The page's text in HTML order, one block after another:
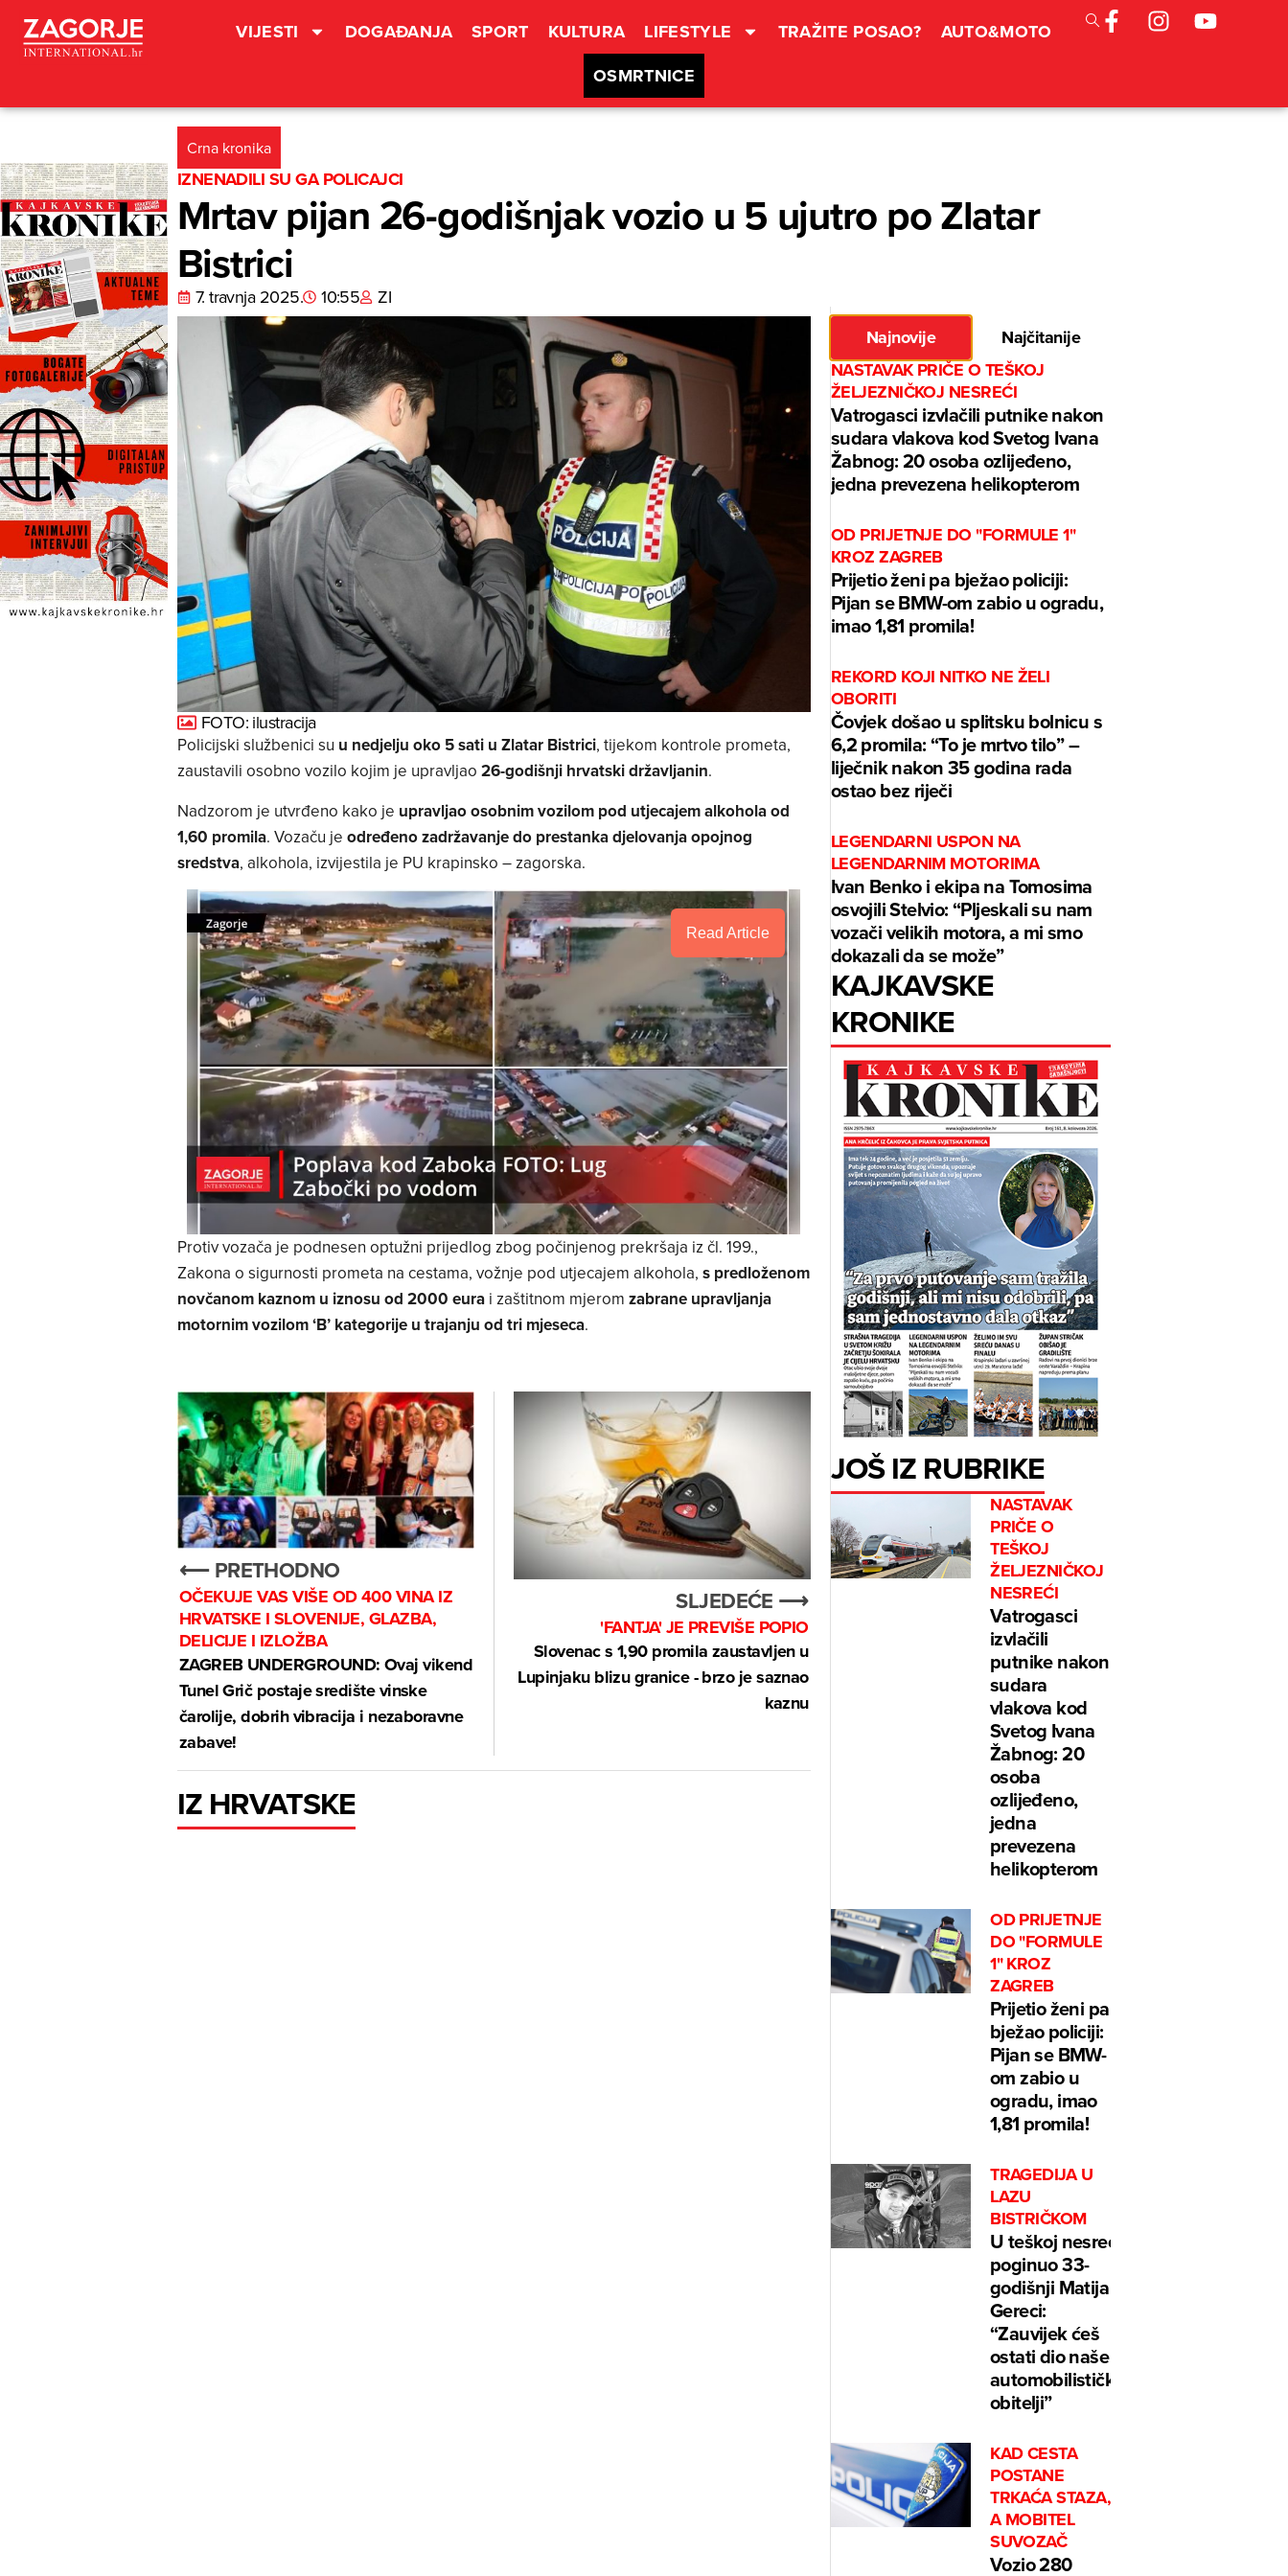
VIJESTI DOGAĐANJA SPORT KULTURA LIFESTYLE TRAŽITE POSAO?
AUTO&MOTO
OSMRTNICE
Crna kronika
IZNENADILI SU GA POLICAJCI
Mrtav pijan 26-godišnjak vozio u 5 ujutro po Zlatar
Bistrici
7. travnja 2025. 10:55 ZI
FOTO: ilustracija
Policijski službenici su u nedjelju oko 5 sati u Zlatar Bistrici, tijekom kontrole prometa,
zaustavili osobno vozilo kojim je upravljao 26-godišnji hrvatski državljanin.
Nadzorom je utvrđeno kako je upravljao osobnim vozilom pod utjecajem alkohola od
1,60 promila. Vozaču je određeno zadržavanje do prestanka djelovanja opojnog
sredstva, alkohola, izvijestila je PU krapinsko – zagorska.
Read Article
Protiv vozača je podnesen optužni prijedlog zbog počinjenog prekršaja iz čl. 199.,
Zakona o sigurnosti prometa na cestama, vožnje pod utjecajem alkohola, s predloženom
novčanom kaznom u iznosu od 2000 eurai zaštitnom mjerom zabrane upravljanja
motornim vozilom ‘B’ kategorije u trajanju od tri mjeseca.
⟵ PRETHODNO
OČEKUJE VAS VIŠE OD 400 VINA IZ
HRVATSKE I SLOVENIJE, GLAZBA,
DELICIJE I IZLOŽBA
ZAGREB UNDERGROUND: Ovaj vikend
Tunel Grič postaje središte vinske
čarolije, dobrih vibracija i nezaboravne
zabave!
SLJEDEĆE ⟶
'FANTJA' JE PREVIŠE POPIO
Slovenac s 1,90 promila zaustavljen u
Lupinjaku blizu granice - brzo je saznao
kaznu
IZ HRVATSKE
Najnovije
Najčitanije
NASTAVAK PRIČE O TEŠKOJ
ŽELJEZNIČKOJ NESREĆI
Vatrogasci izvlačili putnike nakon
sudara vlakova kod Svetog Ivana
Žabnog: 20 osoba ozlijeđeno,
jedna prevezena helikopterom
OD PRIJETNJE DO "FORMULE 1"
KROZ ZAGREB
Prijetio ženi pa bježao policiji:
Pijan se BMW-om zabio u ogradu,
imao 1,81 promila!
REKORD KOJI NITKO NE ŽELI
OBORITI
Čovjek došao u splitsku bolnicu s
6,2 promila: “To je mrtvo tilo” –
liječnik nakon 35 godina rada
ostao bez riječi
LEGENDARNI USPON NA
LEGENDARNIM MOTORIMA
Ivan Benko i ekipa na Tomosima
osvojili Stelvio: “Pljeskali su nam
vozači velikih motora, a mi smo
dokazali da se može”
KAJKAVSKE
KRONIKE
JOŠ IZ RUBRIKE
NASTAVAK
PRIČE O
TEŠKOJ
ŽELJEZNIČKOJ
NESREĆI
Vatrogasci
izvlačili
putnike nakon
sudara
vlakova kod
Svetog Ivana
Žabnog: 20
osoba
ozlijeđeno,
jedna
prevezena
helikopterom
OD PRIJETNJE
DO "FORMULE
1" KROZ
ZAGREB
Prijetio ženi pa
bježao policiji:
Pijan se BMW-
om zabio u
ogradu, imao
1,81 promila!
TRAGEDIJA U
LAZU
BISTRIČKOM
U teškoj nesreći
poginuo 33-
godišnji Matija
Gereci:
“Zauvijek ćeš
ostati dio naše
automobilističke
obitelji”
KAD CESTA
POSTANE
TRKAĆA STAZA,
A MOBITEL
SUVOZAČ
Vozio 280